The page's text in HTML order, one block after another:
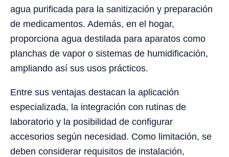
agua purificada para la sanitización y preparación
de medicamentos. Además, en el hogar,
proporciona agua destilada para aparatos como
planchas de vapor o sistemas de humidificación,
ampliando así sus usos prácticos.
Entre sus ventajas destacan la aplicación
especializada, la integración con rutinas de
laboratorio y la posibilidad de configurar
accesorios según necesidad. Como limitación, se
deben considerar requisitos de instalación,